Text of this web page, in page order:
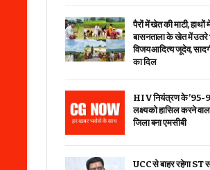
पैरों में खेत की माटी,
बासनताला के खेत में उतरे
विजय आदित्य जूदेव,
का दिल
HIV नियंत्रण के ’95-
लक्ष्य को हासिल करने
जिला बना एमसीबी
UCC से बाहर रहेगा ST